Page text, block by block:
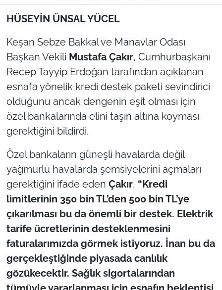
HÜSEYİN ÜNSAL YÜCEL
Keşan Sebze Bakkal ve Manavlar Odası
Başkan Vekili Mustafa Çakır, Cumhurbaşkanı
Recep Tayyip Erdoğan tarafından açıklanan
esnafa yönelik kredi destek paketi sevindirici
olduğunu ancak dengenin eşit olması için
özel bankalarında elini taşın altına koyması
gerektiğini bildirdi.
Özel bankaların güneşli havalarda değil
yağmurlu havalarda şemsiyelerini açmaları
gerektiğini ifade eden Çakır, “Kredi
limitlerinin 350 bin TL’den 500 bin TL’ye
çıkarılması bu da önemli bir destek. Elektrik
tarife ücretlerinin desteklenmesini
faturalarımızda görmek istiyoruz. İnan bu da
gerçekleştiğinde piyasada canlılık
gözükecektir. Sağlık sigortalarından
TEKİRDAĞ
ÇANAKKALE
TÜRKİYE
Bölge
Güvenlik
Genel
Politika
Flaş Haber
Magazin